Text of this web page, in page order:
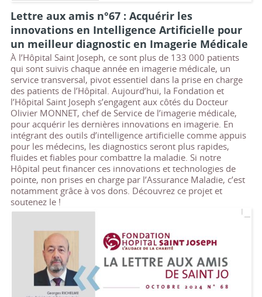
Lettre aux amis n°67 : Acquérir les
innovations en Intelligence Artificielle pour
un meilleur diagnostic en Imagerie Médicale
À l’Hôpital Saint Joseph, ce sont plus de 133 000 patients
qui sont suivis chaque année en imagerie médicale, un
service transversal, pivot essentiel dans la prise en charge
des patients de l’Hôpital. Aujourd’hui, la Fondation et
l’Hôpital Saint Joseph s’engagent aux côtés du Docteur
Olivier MONNET, chef de Service de l’imagerie médicale,
pour acquérir les dernières innovations en imagerie. En
intégrant des outils d’intelligence artificielle comme appuis
pour les médecins, les diagnostics seront plus rapides,
fluides et fiables pour combattre la maladie. Si notre
Hôpital peut financer ces innovations et technologies de
pointe, non prises en charge par l’Assurance Maladie, c’est
notamment grâce à vos dons. Découvrez ce projet et
soutenez le !